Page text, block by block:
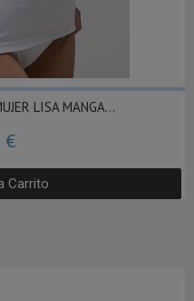
LISA MANGA...
€
Carrito